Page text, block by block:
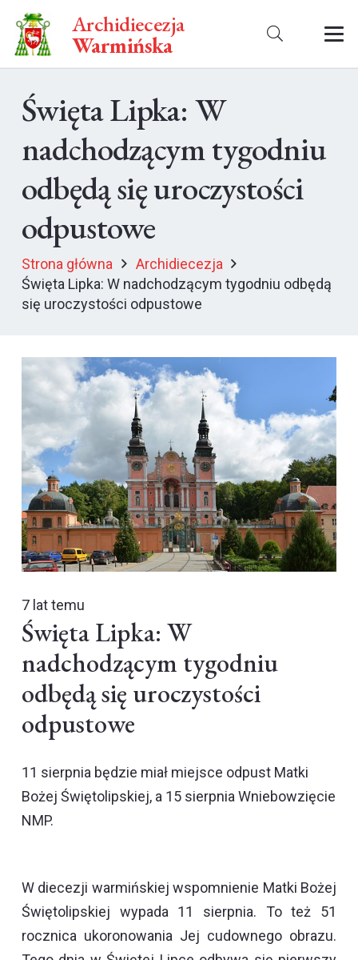
Archidiecezja
Warmińska
Święta Lipka: W
nadchodzącym tygodniu
odbędą się uroczystości
odpustowe
Strona główna
Archidiecezja
Święta Lipka: W nadchodzącym tygodniu odbędą
się uroczystości odpustowe
7 lat temu
Święta Lipka: W
nadchodzącym tygodniu
odbędą się uroczystości
odpustowe
11 sierpnia będzie miał miejsce odpust Matki
Bożej Świętolipskiej, a 15 sierpnia Wniebowzięcie
NMP.
W diecezji warmińskiej wspomnienie Matki Bożej
Świętolipskiej wypada 11 sierpnia. To też 51
rocznica ukoronowania Jej cudownego obrazu.